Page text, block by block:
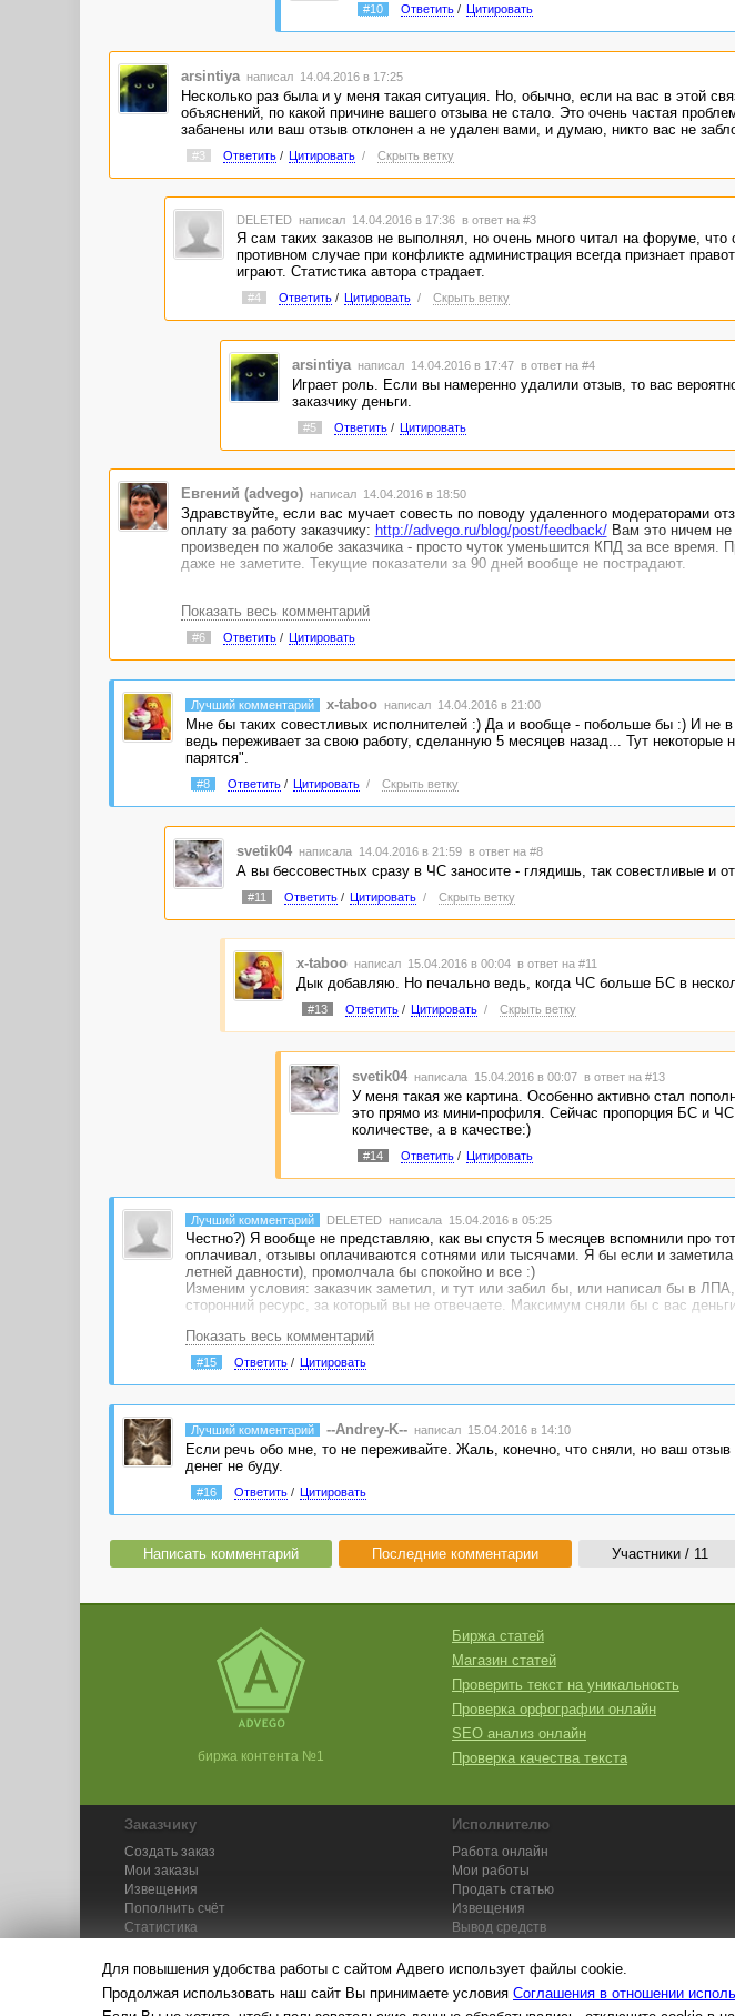
#10 Ответить/ Цитировать
arsintiya написал 14.04.2016 в 17:25
Несколько раз была и у меня такая ситуация. Но, обычно, если на вас в этой
объяснений, по какой причине вашего отзыва не стало. Это очень частая
забанены или ваш отзыв отклонен а не удален вами, и думаю, никто вас не
#3 Ответить/ Цитировать / Скрыть ветку
DELETED написал 14.04.2016 в 17:36 в ответ на #3
Я сам таких заказов не выполнял, но очень много читал на форуме,
противном случае при конфликте администрация всегда признает
играют. Статистика автора страдает.
#4 Ответить/ Цитировать / Скрыть ветку
arsintiya написал 14.04.2016 в 17:47 в ответ на #4
Играет роль. Если вы намеренно удалили отзыв, то вас
заказчику деньги.
#5 Ответить/ Цитировать
Евгений (advego) написал 14.04.2016 в 18:50
Здравствуйте, если вас мучает совесть по поводу удаленного модераторами
оплату за работу заказчику: http://advego.ru/blog/post/feedback/Вам это ничем не
произведен по жалобе заказчика - просто чуток уменьшится КПД за все время.
даже не заметите. Текущие показатели за 90 дней вообще не пострадают.
Показать весь комментарий
#6 Ответить/ Цитировать
Лучший комментарий x-taboo написал 14.04.2016 в 21:00
Мне бы таких совестливых исполнителей :) Да и вообще - побольше бы :) И не в
ведь переживает за свою работу, сделанную 5 месяцев назад... Тут
парятся".
#8 Ответить/ Цитировать / Скрыть ветку
svetik04 написала 14.04.2016 в 21:59 в ответ на #8
А вы бессовестных сразу в ЧС заносите - глядишь, так совестливые и
#11 Ответить/ Цитировать / Скрыть ветку
x-taboo написал 15.04.2016 в 00:04 в ответ на #11
Дык добавляю. Но печально ведь, когда ЧС больше БС в
#13 Ответить/ Цитировать / Скрыть ветку
svetik04 написала 15.04.2016 в 00:07 в ответ на #13
У меня такая же картина. Особенно активно стал
это прямо из мини-профиля. Сейчас пропорция БС и
количестве, а в качестве:)
#14 Ответить/ Цитировать
Лучший комментарий DELETED написала 15.04.2016 в 05:25
Честно?) Я вообще не представляю, как вы спустя 5 месяцев вспомнили про
оплачивал, отзывы оплачиваются сотнями или тысячами. Я бы если и
летней давности), промолчала бы спокойно и все :)
Изменим условия: заказчик заметил, и тут или забил бы, или написал бы в
сторонний ресурс, за который вы не отвечаете. Максимум сняли бы с вас
Показать весь комментарий
#15 Ответить/ Цитировать
Лучший комментарий --Andrey-K-- написал 15.04.2016 в 14:10
Если речь обо мне, то не переживайте. Жаль, конечно, что сняли, но ваш
денег не буду.
#16 Ответить/ Цитировать
Написать комментарий Последние комментарии Участники / 11
биржа контента №1
Биржа статей
Магазин статей
Проверить текст на уникальность
Проверка орфографии онлайн
SEO анализ онлайн
Проверка качества текста
Заказчику
Создать заказ
Мои заказы
Извещения
Пополнить счёт
Статистика
Исполнителю
Работа онлайн
Мои работы
Продать статью
Извещения
Вывод средств
Для повышения удобства работы с сайтом Адвего использует файлы cookie.
Продолжая использовать наш сайт Вы принимаете условия Соглашения в отношении